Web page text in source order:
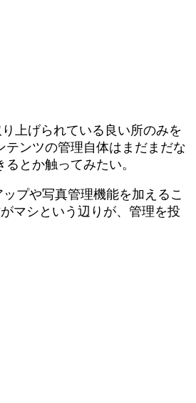
上げられている良い所のみを
ンツの管理自体はまだまだな
とか触ってみたい。
プや写真管理機能を加えるこ
マシという辺りが、管理を投